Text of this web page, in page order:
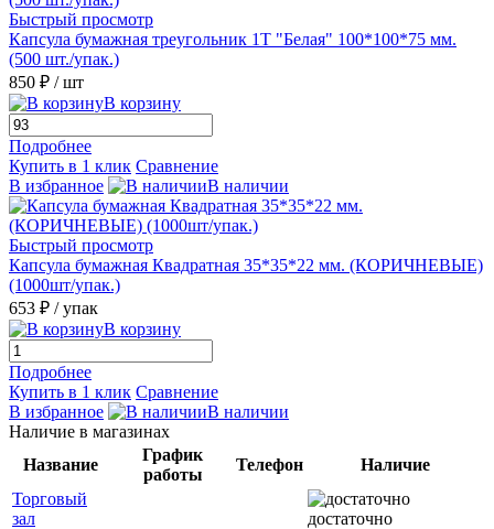
Быстрый просмотр
Капсула бумажная треугольник 1Т "Белая" 100*100*75 мм.
(500 шт./упак.)
850 ₽ / шт
В корзину
Подробнее
Купить в 1 клик Сравнение
В избранное
В наличии
Быстрый просмотр
Капсула бумажная Квадратная 35*35*22 мм. (КОРИЧНЕВЫЕ)
(1000шт/упак.)
653 ₽ / упак
В корзину
Подробнее
Купить в 1 клик Сравнение
В избранное
В наличии
Наличие в магазинах
Название
График
работы
Телефон
Наличие
Торговый
зал
достаточно